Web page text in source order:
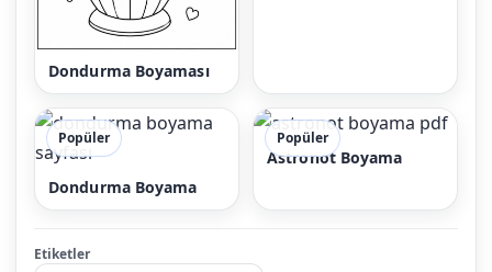
Dondurma Boyaması
Popüler
Dondurma Boyama
Popüler
Astronot Boyama
Etiketler